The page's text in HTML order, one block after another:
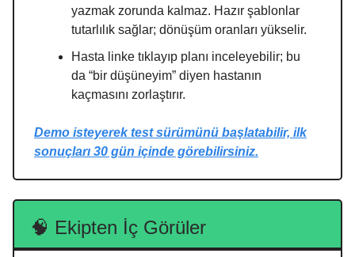
yazmak zorunda kalmaz. Hazır şablonlar
tutarlılık sağlar; dönüşüm oranları yükselir.
Hasta linke tıklayıp planı inceleyebilir; bu
da “bir düşüneyim” diyen hastanın
kaçmasını zorlaştırır.
Demo isteyerek test sürümünü başlatabilir, ilk
sonuçları 30 gün içinde görebilirsiniz.
🧠 Ekipten İç Görüler